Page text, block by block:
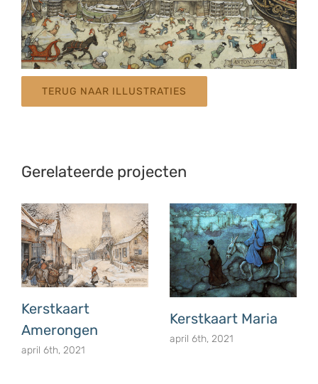
TERUG NAAR ILLUSTRATIES
Gerelateerde projecten
Kerstkaart
Amerongen
april 6th, 2021
Kerstkaart Maria
april 6th, 2021